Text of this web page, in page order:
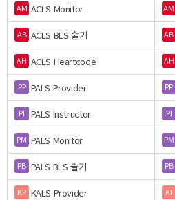
AM ACLS Monitor AM
AB ACLS BLS 술기 AB
AH ACLS Heartcode AH
PP PALS Provider PP
PI PALS Instructor PI
PM PALS Monitor PM
PB PALS BLS 술기 PB
KP KALS Provider KI